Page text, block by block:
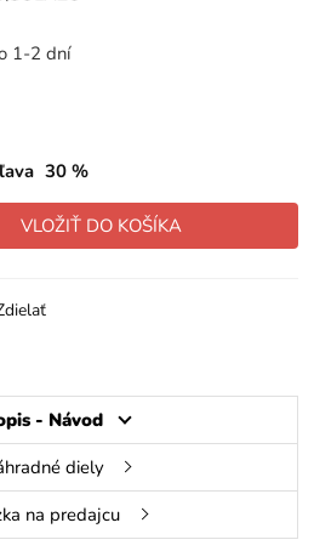
1-2 dní
30 %
- Návod
diely
na predajcu